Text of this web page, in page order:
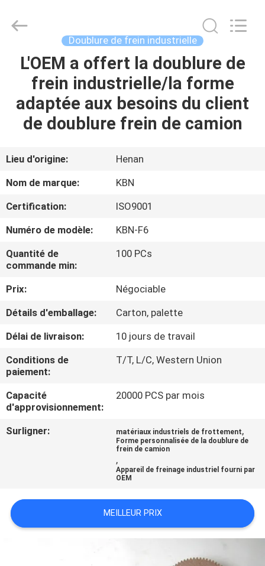
MAISON
PRODUITS
SUJET
DE
NOUS
VISITE
D'USINE
CONTRÔLE
DE
QUALITÉ
CONTACTEZ-
NOUS
DEMANDEZ
PLAN
DU
Kebona
Industry
Reserved.
Doublure de frein industrielle
L'OEM a offert la doublure de
frein industrielle/la forme
adaptée aux besoins du client
de doublure frein de camion
Lieu d'origine:
Henan
Nom de marque:
KBN
Certification:
ISO9001
Numéro de modèle:
KBN-F6
Quantité de
commande min:
100 PCs
Prix:
Négociable
Détails d'emballage:
Carton, palette
Délai de livraison:
10 jours de travail
Conditions de
paiement:
T/T, L/C, Western Union
Capacité
d'approvisionnement:
20000 PCS par mois
Surligner: matériaux industriels de frottement,
Forme personnalisée de la doublure de
frein de camion
,
Appareil de freinage industriel fourni par
OEM
MEILLEUR PRIX